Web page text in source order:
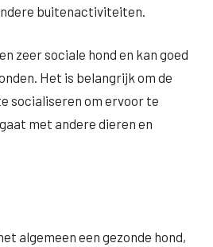
buitenactiviteiten.
zeer sociale hond en kan goed
Het is belangrijk om de
socialiseren om ervoor te
met andere dieren en
algemeen een gezonde hond,